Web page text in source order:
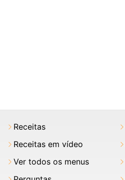
Receitas
Receitas em vídeo
Ver todos os menus